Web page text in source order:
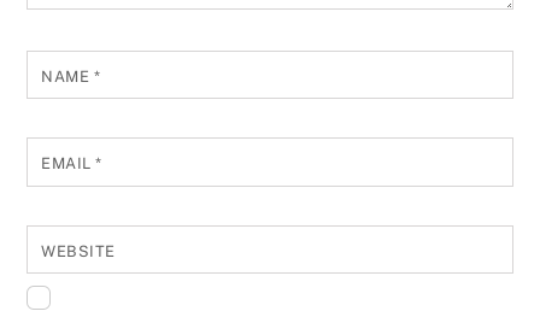
NAME *
EMAIL*
WEBSITE